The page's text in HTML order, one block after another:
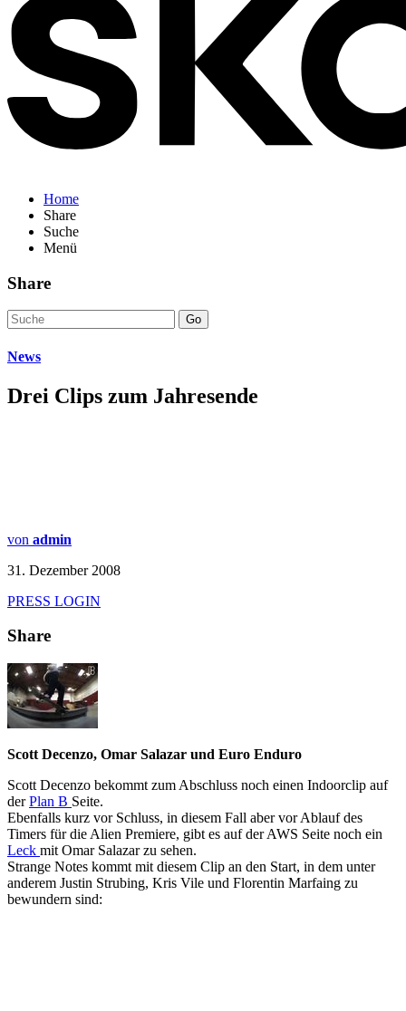
Home
Share
Suche
Menü
Share
Go
News
Drei Clips zum Jahresende
von admin
31. Dezember 2008
PRESS LOGIN
Share
Scott Decenzo, Omar Salazar und Euro Enduro
Scott Decenzo bekommt zum Abschluss noch einen Indoorclip auf
derPlan B Seite.
Ebenfalls kurz vor Schluss, in diesem Fall aber vor Ablauf des
Timers für die Alien Premiere, gibt es auf der AWS Seite noch ein
Leck mit Omar Salazar zu sehen.
Strange Notes kommt mit diesem Clip an den Start, in dem unter
anderem Justin Strubing, Kris Vile und Florentin Marfaing zu
bewundern sind: